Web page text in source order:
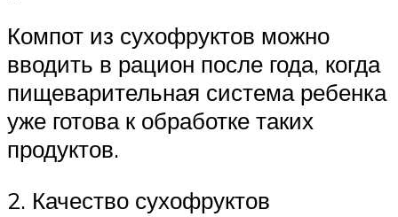
Компот из сухофруктов можно
вводить в рацион после года, когда
пищеварительная система ребенка
уже готова к обработке таких
продуктов.
2. Качество сухофруктов